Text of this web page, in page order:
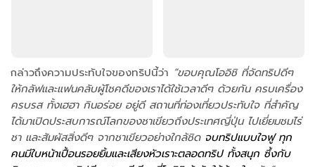
กล่าวถึงความประทับใจของทริปนี้ว่า “ขอบคุณโออิชิ ที่จัดทริปดีๆ
ให้กลัฟและแฟนคลับผู้โชคดีของเราได้ใช้เวลาดีๆ ด้วยกัน ครบเครื่อง
ครบรส ทั้งเฮฮา กินอร่อย อยู่ดี สถานที่ท่องเที่ยวประทับใจ ที่สำคัญ
ได้มาเปิดประสบการณ์โลกของชาเขียวถึงประเทศญี่ปุ่น ไปเยี่ยมชมไร่
ชา และสัมผัสสิ่งดีๆ จากชาเขียวอย่างใกล้ชิด จบทริปแบบใจฟู ทุก
คนมีใบหน้าเปื้อนรอยยิ้มและเสียงหัวเราะตลอดทริป ทั้งสนุก ซึ้งกับ